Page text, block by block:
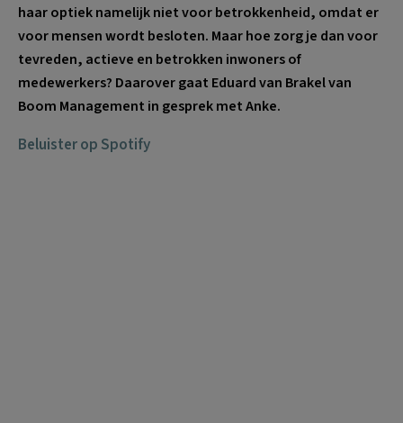
haar optiek namelijk niet voor betrokkenheid, omdat er
voor mensen wordt besloten. Maar hoe zorg je dan voor
tevreden, actieve en betrokken inwoners of
medewerkers? Daarover gaat Eduard van Brakel van
Boom Management in gesprek met Anke.
Beluister op Spotify